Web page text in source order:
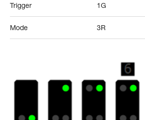
Trigger 1G
Mode 3R